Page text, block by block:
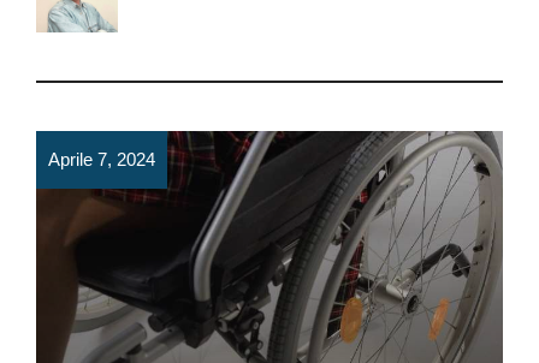
Aprile 7, 2024